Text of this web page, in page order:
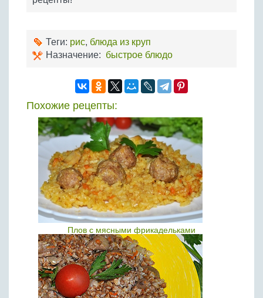
Теги: рис, блюда из круп
Назначение: быстрое блюдо
Похожие рецепты:
Плов с мясными фрикадельками